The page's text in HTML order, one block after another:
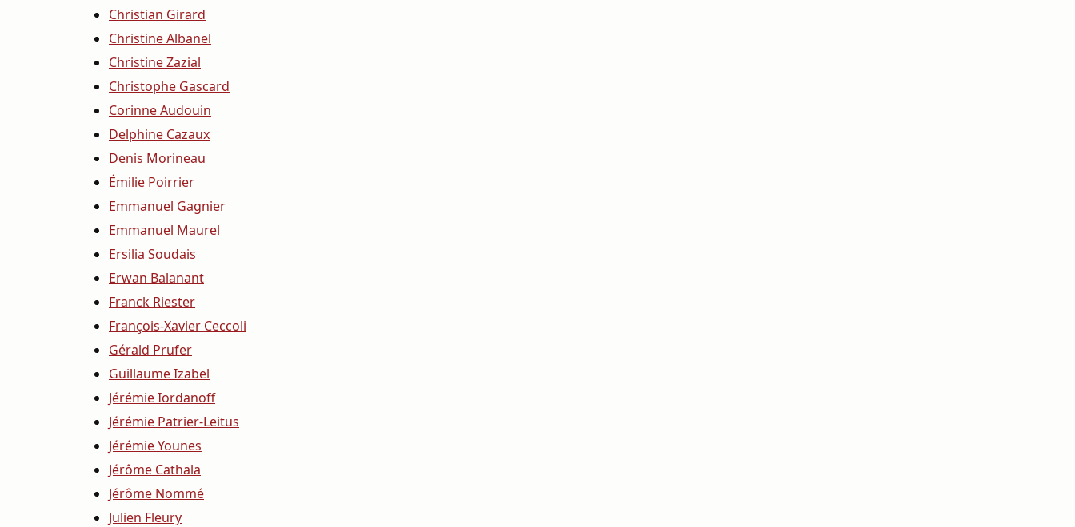
Christian Girard
Christine Albanel
Christine Zazial
Christophe Gascard
Corinne Audouin
Delphine Cazaux
Denis Morineau
Émilie Poirrier
Emmanuel Gagnier
Emmanuel Maurel
Ersilia Soudais
Erwan Balanant
Franck Riester
François-Xavier Ceccoli
Gérald Prufer
Guillaume Izabel
Jérémie Iordanoff
Jérémie Patrier-Leitus
Jérémie Younes
Jérôme Cathala
Jérôme Nommé
Julien Fleury